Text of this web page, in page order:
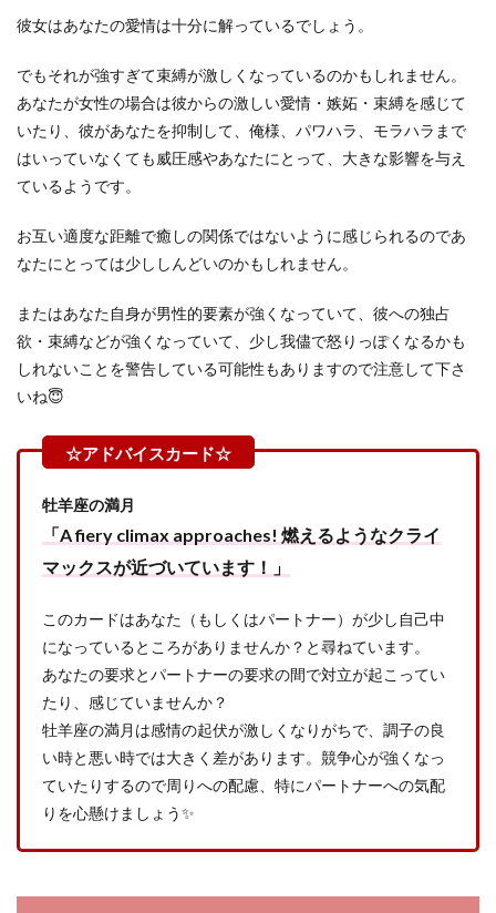
彼女はあなたの愛情は十分に解っているでしょう。
でもそれが強すぎて束縛が激しくなっているのかもしれません。
あなたが女性の場合は彼からの激しい愛情・嫉妬・束縛を感じて
いたり、彼があなたを抑制して、俺様、パワハラ、モラハラまで
はいっていなくても威圧感やあなたにとって、大きな影響を与え
ているようです。
お互い適度な距離で癒しの関係ではないように感じられるのであ
なたにとっては少ししんどいのかもしれません。
またはあなた自身が男性的要素が強くなっていて、彼への独占
欲・束縛などが強くなっていて、少し我儘で怒りっぽくなるかも
しれないことを警告している可能性もありますので注意して下さ
いね😇
牡羊座の満月
「A fiery climax approaches! 燃えるようなクライ
マックスが近づいています！」
このカードはあなた（もしくはパートナー）が少し自己中
になっているところがありませんか？と尋ねています。
あなたの要求とパートナーの要求の間で対立が起こってい
たり、感じていませんか？
牡羊座の満月は感情の起伏が激しくなりがちで、調子の良
い時と悪い時では大きく差があります。競争心が強くなっ
ていたりするので周りへの配慮、特にパートナーへの気配
りを心懸けましょう✨